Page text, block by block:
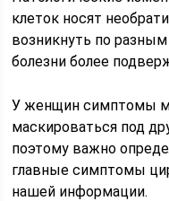
клеток носят
возникнуть по
болезни более
У женщин симптомы
маскироваться под
поэтому важно
главные симптомы
нашей информации.